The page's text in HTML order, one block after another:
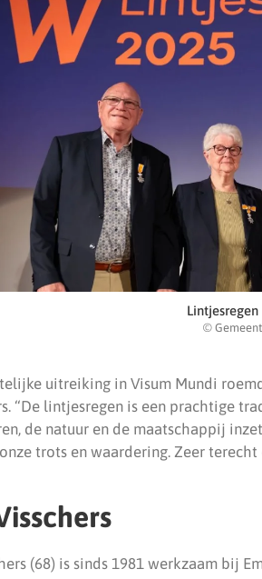
©
uitreiking in Visum Mundi
“De lintjesregen is een prachtige
de natuur en de maatschappij
trots en waardering. Zeer
(68) is sinds 1981 werkzaam bij